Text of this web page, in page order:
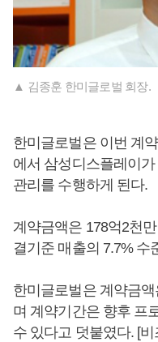
▲ 김종훈 한미글로벌 회장.
한미글로벌은 이번 계
에서 삼성디스플레이
관리를 수행하게 된다.
계약금액은 178억2천
결기준 매출의 7.7% 수
한미글로벌은 계약금
며 계약기간은 향후 프
수 있다고 덧붙였다. [